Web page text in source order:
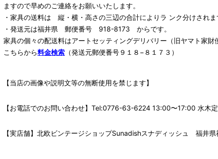
ますので早めのご連絡をお願いいたします。
・家具の送料は 縦・横・高さの三辺の合計によりラ ンク分けされま
・発送元は福井県 郵便番号 918-8173 からです。
家具の個々の配送料はアートセッティングデリバリー （旧ヤマト家財
こちらから料金検索 （発送元郵便番号９１８−８１７３）
【当店の画像や説明文等の無断使用を禁じます】
【お電話でのお問い合わせ】Tel:0776-63-6224 13:00〜17:00 水木
【実店舗】北欧ビンテージショップSunadishスナディッシュ 福井